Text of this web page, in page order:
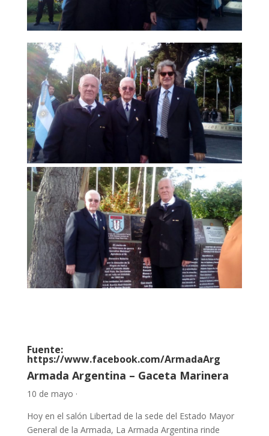
Fuente:
https://www.facebook.com/ArmadaArg
Armada Argentina – Gaceta Marinera
10 de mayo ·
Hoy en el salón Libertad de la sede del Estado Mayor
General de la Armada, La Armada Argentina rinde